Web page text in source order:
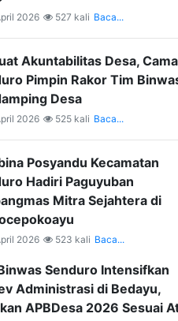
2026 527 kali Baca...
Akuntabilitas Desa,
Pimpin Rakor Tim
Desa
2026 525 kali Baca...
Posyandu Kecamatan
Hadiri Paguyuban
Mitra Sejahtera di
2026 523 kali Baca...
Senduro Intensifkan
Administrasi di Bedayu,
APBDesa 2026 Sesuai